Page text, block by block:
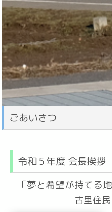
ごあいさつ
令和５年度 会長挨拶
「夢と希望が持てる
古里住